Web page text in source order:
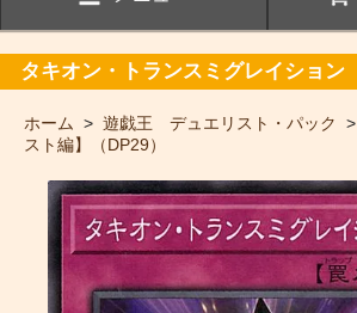
タキオン・トランスミグレイション
ホーム > 遊戯王 デュエリスト・パック >
スト編】（DP29）